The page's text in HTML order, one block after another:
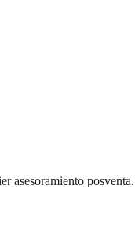
asesoramiento posventa.